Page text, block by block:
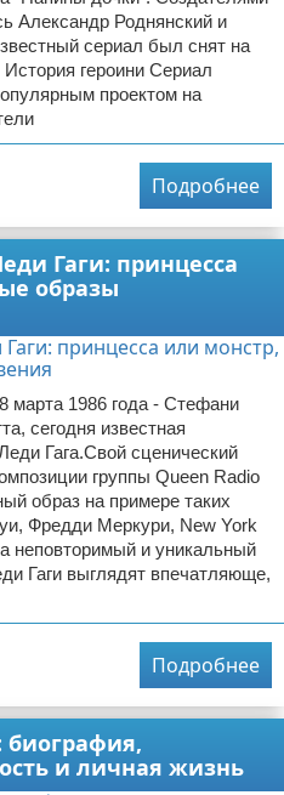
Александр Роднянский и
сериал был снят на
героини Сериал
проектом на
Подробнее
Гаги: принцесса
образы
1986 года - Стефани
сегодня известная
Гага.Свой сценический
группы Queen Radio
образ на примере таких
Фредди Меркури, New York
неповторимый и уникальный
Гаги выглядят впечатляюще,
Подробнее
биография,
и личная жизнь